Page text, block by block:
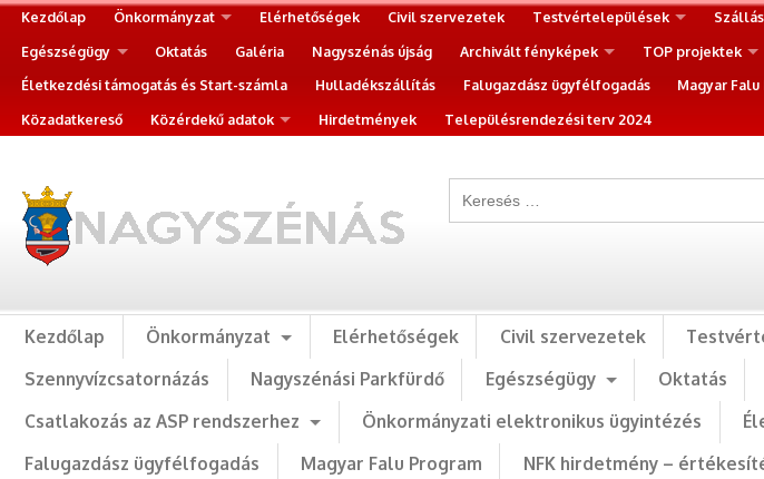
Kezdőlap Önkormányzat Elérhetőségek Civil szervezetek Testvértelepülések
Egészségügy
Oktatás Galéria Nagyszénás újság Archivált fényképek TOP projektek
Életkezdési támogatás és Start-számla
Hulladékszállítás Falugazdász ügyfélfogadás Magyar
Közadatkereső
Közérdekű adatok Hirdetmények Településrendezési terv 2024
Kezdőlap Önkormányzat Elérhetőségek Civil szervezetek
Szennyvízcsatornázás
Nagyszénási Parkfürdő Egészségügy Oktatás
Csatlakozás az ASP rendszerhez
Önkormányzati elektronikus ügyintézés
Falugazdász ügyfélfogadás
Magyar Falu Program NFK hirdetmény –